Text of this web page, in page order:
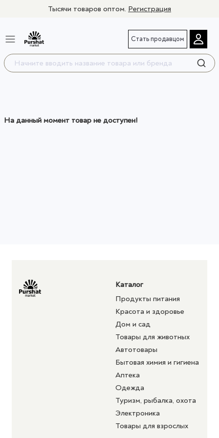
Тысячи товаров оптом. Регистрация
Стать продавцом
На данный момент товар не доступен!
Каталог
Продукты питания
Красота и здоровье
Дом и сад
Товары для животных
Автотовары
Бытовая химия и гигиена
Аптека
Одежда
Туризм, рыбалка, охота
Электроника
Товары для взрослых